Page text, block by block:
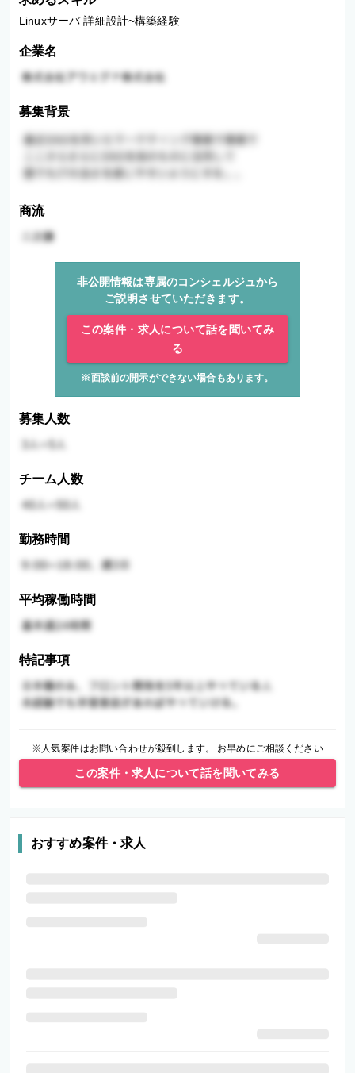
Linuxサーバ 詳細設計~構築経験
企業名
募集背景
商流
非公開情報は専属のコンシェルジュから
ご説明させていただきます。
この案件・求人について話を聞いてみ
る
※面談前の開示ができない場合もあります。
募集人数
チーム人数
勤務時間
平均稼働時間
特記事項
※人気案件はお問い合わせが殺到します。 お早めにご相談ください
この案件・求人について話を聞いてみる
おすすめ案件・求人